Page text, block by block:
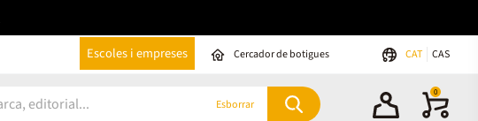
Escoles i empreses Cercador de botigues CAT CAS
Esborrar
0